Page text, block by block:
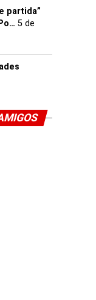
partida”
5 de